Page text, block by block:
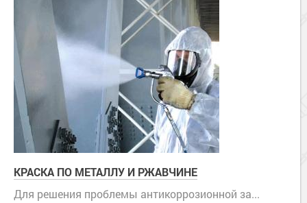
КРАСКА ПО МЕТАЛЛУ И РЖАВЧИНЕ
Для решения проблемы антикоррозионной за...